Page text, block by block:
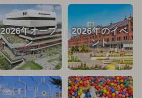
2026年オープ
ン
2026年のイベ
ント